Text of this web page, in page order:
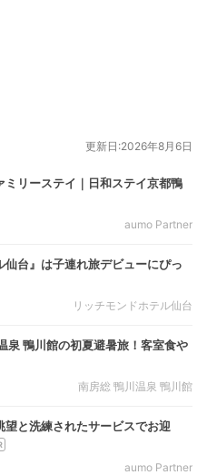
更新日:2026年8月6日
ミリーステイ｜日和ステイ京都鴨
aumo Partner
仙台』は子連れ旅デビューにぴっ
リッチモンドホテル仙台
泉 鴨川館の初夏避暑旅！客室食や
南房総 鴨川温泉 鴨川館
望と洗練されたサービスでお迎
aumo Partner